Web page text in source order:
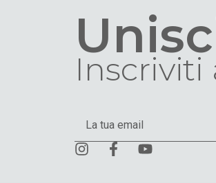
Inscriviti